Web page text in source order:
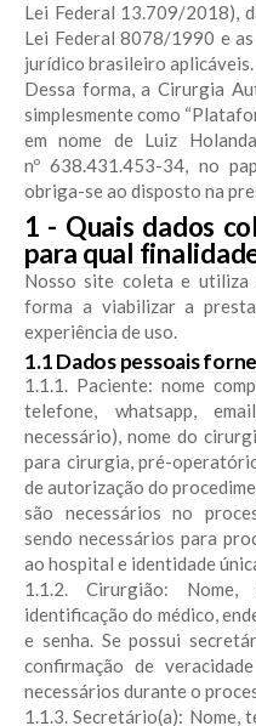
Lei Federal 13.709/2018),
Lei Federal 8078/1990 e
jurídico brasileiro aplicáveis.
Dessa forma, a Cirurgia
simplesmente como
em nome de Luiz
nº 638.431.453-34, no
obriga-se ao disposto na
1 - Quais dados
para qual
Nosso site coleta e utiliza
forma a viabilizar a
experiência de uso.
1.1 Dados pessoais
1.1.1. Paciente: nome
telefone, whatsapp,
necessário), nome do
para cirurgia, pré-
de autorização do
são necessários no
sendo necessários para
ao hospital e identidade
1.1.2. Cirurgião:
identificação do médico,
e senha. Se possui
confirmação de
necessários durante o
1.1.3. Secretário(a): Nome,